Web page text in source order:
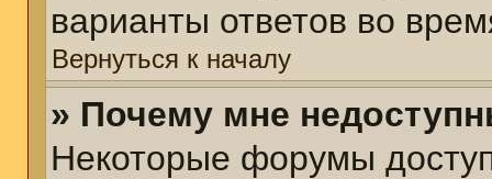
варианты ответов во
Вернуться к началу
» Почему мне
Некоторые форумы